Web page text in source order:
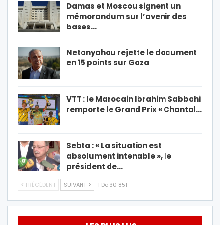
Damas et Moscou signent un
mémorandum sur l’avenir des
bases…
Netanyahou rejette le document
en 15 points sur Gaza
VTT : le Marocain Ibrahim Sabbahi
remporte le Grand Prix « Chantal…
Sebta : « La situation est
absolument intenable », le
président de…
PRÉCÉDENT SUIVANT 1 De 30 851